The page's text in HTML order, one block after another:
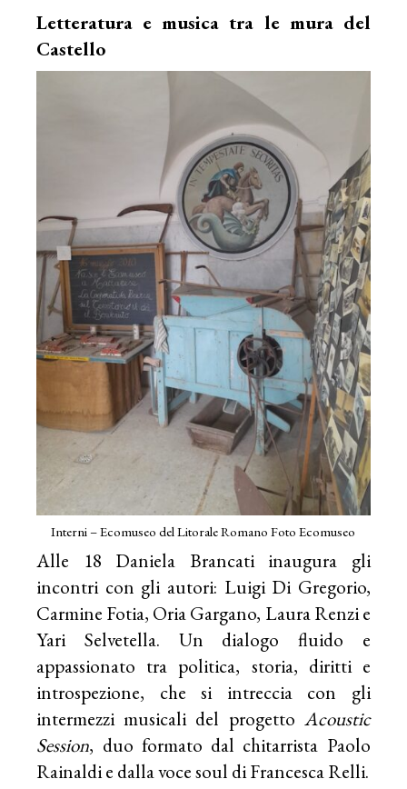
Letteratura e musica tra le mura del
Castello
Interni – Ecomuseo del Litorale Romano Foto Ecomuseo
Alle 18 Daniela Brancati inaugura gli
incontri con gli autori: Luigi Di Gregorio,
Carmine Fotia, Oria Gargano, Laura Renzi e
Yari Selvetella. Un dialogo fluido e
appassionato tra politica, storia, diritti e
introspezione, che si intreccia con gli
intermezzi musicali del progetto Acoustic
Session, duo formato dal chitarrista Paolo
Rainaldi e dalla voce soul di Francesca Relli.